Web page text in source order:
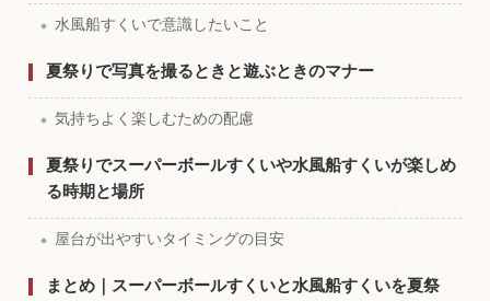
水風船すくいで意識したいこと
夏祭りで写真を撮るときと遊ぶときのマナー
気持ちよく楽しむための配慮
夏祭りでスーパーボールすくいや水風船すくいが楽しめ
る時期と場所
屋台が出やすいタイミングの目安
まとめ｜スーパーボールすくいと水風船すくいを夏祭